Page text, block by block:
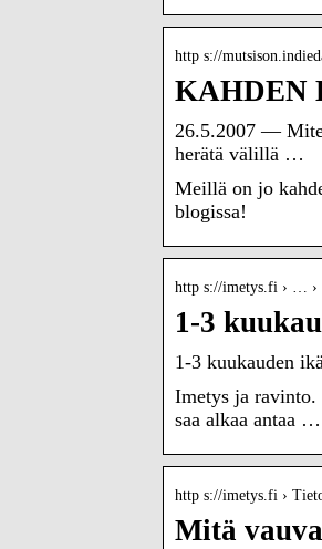
http s://
KAHDEN
26.5.2007 —
herätä välillä …
Meillä on jo
blogissa!
http s://imetys.fi › … ›
1-3
1-3 kuukauden
Imetys ja ravinto.
saa alkaa antaa …
http s://imetys.fi ›
Mitä